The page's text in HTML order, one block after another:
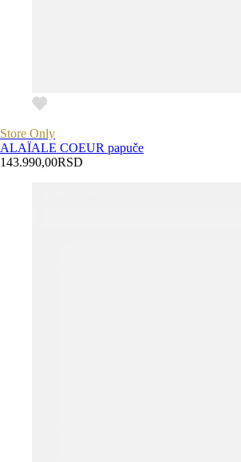
Store Only
ALAÏALE COEUR papuče
143.990,00RSD